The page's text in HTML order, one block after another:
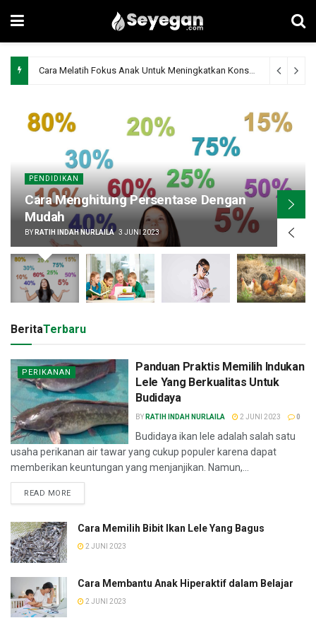
Cara Melatih Fokus Anak Untuk Meningkatkan Konsentrasi 3
PENDIDIKAN
Cara Menghitung Persentase Dengan
Mudah
BY RATIH INDAH NURLAILA 3 JUNI 2023
BeritaTerbaru
PERIKANAN
Panduan Praktis Memilih Indukan
Lele Yang Berkualitas Untuk
Budidaya
BY RATIH INDAH NURLAILA 2 JUNI 2023 0
Budidaya ikan lele adalah salah satu
usaha perikanan air tawar yang cukup populer karena dapat
memberikan keuntungan yang menjanjikan. Namun,...
READ MORE
Cara Memilih Bibit Ikan Lele Yang Bagus
2 JUNI 2023
Cara Membantu Anak Hiperaktif dalam Belajar
2 JUNI 2023